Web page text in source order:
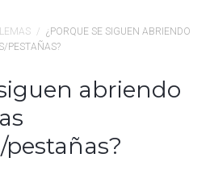
/ ¿PORQUE SE SIGUEN ABRIENDO
PESTAÑAS?
abriendo